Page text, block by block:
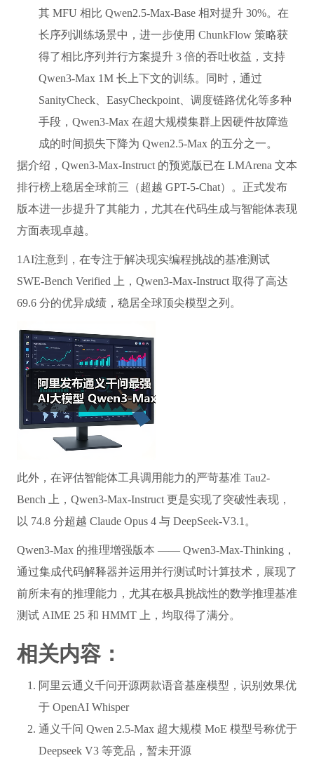
其 MFU 相比 Qwen2.5-Max-Base 相对提升 30%。在
长序列训练场景中，进一步使用 ChunkFlow 策略获
得了相比序列并行方案提升 3 倍的吞吐收益，支持
Qwen3-Max 1M 长上下文的训练。同时，通过
SanityCheck、EasyCheckpoint、调度链路优化等多种
手段，Qwen3-Max 在超大规模集群上因硬件故障造
成的时间损失下降为 Qwen2.5-Max 的五分之一。
据介绍，Qwen3-Max-Instruct 的预览版已在 LMArena 文本
排行榜上稳居全球前三（超越 GPT-5-Chat）。正式发布
版本进一步提升了其能力，尤其在代码生成与智能体表现
方面表现卓越。
1AI注意到，在专注于解决现实编程挑战的基准测试
SWE-Bench Verified 上，Qwen3-Max-Instruct 取得了高达
69.6 分的优异成绩，稳居全球顶尖模型之列。
此外，在评估智能体工具调用能力的严苛基准 Tau2-
Bench 上，Qwen3-Max-Instruct 更是实现了突破性表现，
以 74.8 分超越 Claude Opus 4 与 DeepSeek-V3.1。
Qwen3-Max 的推理增强版本 —— Qwen3-Max-Thinking，
通过集成代码解释器并运用并行测试时计算技术，展现了
前所未有的推理能力，尤其在极具挑战性的数学推理基准
测试 AIME 25 和 HMMT 上，均取得了满分。
相关内容：
阿里云通义千问开源两款语音基座模型，识别效果优
于 OpenAI Whisper
通义千问 Qwen 2.5-Max 超大规模 MoE 模型号称优于
Deepseek V3 等竞品，暂未开源